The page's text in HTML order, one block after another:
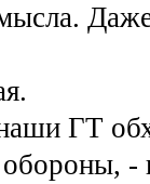
ГТ
-